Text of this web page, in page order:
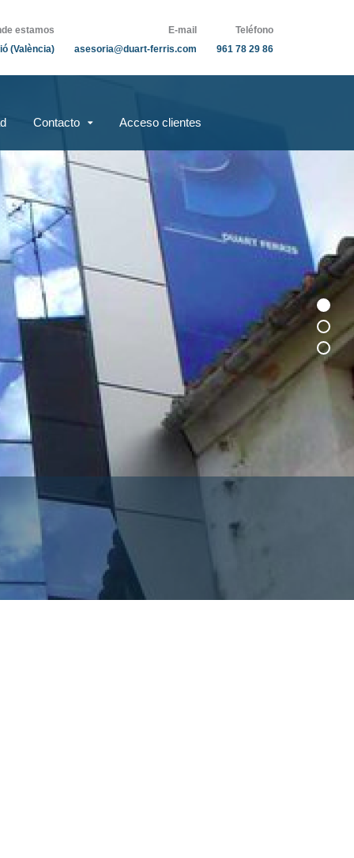
Teléfono
961 78 29 86
E-mail
asesoria@duart-ferris.com
estamos
(València)
Contacto Acceso clientes